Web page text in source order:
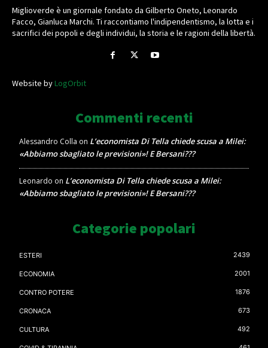
Miglioverde è un giornale fondato da Gilberto Oneto, Leonardo
Facco, Gianluca Marchi. Ti raccontiamo l'indipendentismo, la lotta e i
sacrifici dei popoli e degli individui, la storia e le ragioni della libertà.
Website byLogOrbit
Commenti recenti
Alessandro Colla on L’economista Di Tella chiede scusa a Milei:
«Abbiamo sbagliato le previsioni»! E Bersani???
Leonardo on L’economista Di Tella chiede scusa a Milei:
«Abbiamo sbagliato le previsioni»! E Bersani???
Categorie popolari
ESTERI 2439
ECONOMIA 2001
CONTRO POTERE 1876
CRONACA 673
CULTURA 492